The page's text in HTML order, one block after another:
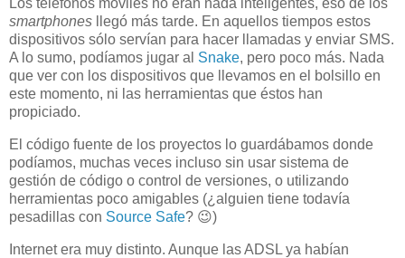
Los teléfonos móviles no eran nada inteligentes, eso de los
smartphones llegó más tarde. En aquellos tiempos estos
dispositivos sólo servían para hacer llamadas y enviar SMS.
A lo sumo, podíamos jugar al Snake, pero poco más. Nada
que ver con los dispositivos que llevamos en el bolsillo en
este momento, ni las herramientas que éstos han
propiciado.
El código fuente de los proyectos lo guardábamos donde
podíamos, muchas veces incluso sin usar sistema de
gestión de código o control de versiones, o utilizando
herramientas poco amigables (¿alguien tiene todavía
pesadillas con Source Safe? 😉)
Internet era muy distinto. Aunque las ADSL ya habían